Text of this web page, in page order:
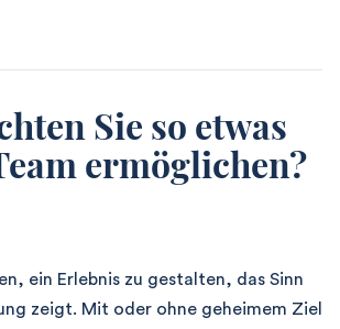
Sie so etwas
ermöglichen?
ein Erlebnis zu gestalten, das Sinn
zeigt. Mit oder ohne geheimem Ziel